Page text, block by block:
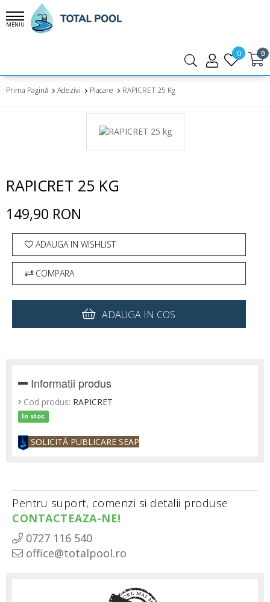
MENIU
0 0
Prima Pagină Adezivi Placare RAPICRET 25 Kg
RAPICRET 25 KG
149,90 RON
ADAUGA IN WISHLIST
COMPARA
ADAUGA IN COS
Informatii produs
Cod produs: RAPICRET
In stoc
SOLICITĂ PUBLICARE SEAP
Pentru suport, comenzi si detalii produse
CONTACTEAZA-NE!
0727 116 540
office@totalpool.ro